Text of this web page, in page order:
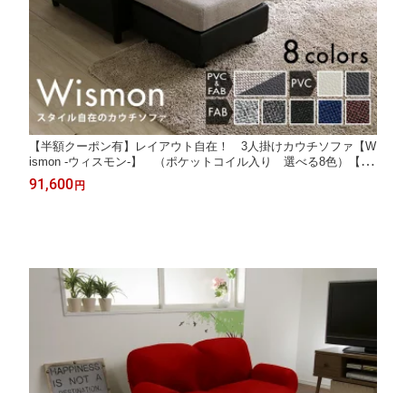
【半額クーポン有】レイアウト自在！ 3人掛けカウチソファ【W
ismon -ウィスモン-】 （ポケットコイル入り 選べる8色）【送
料無料】【日時指定不可商品】3人掛けカウチソファー
91,600 円